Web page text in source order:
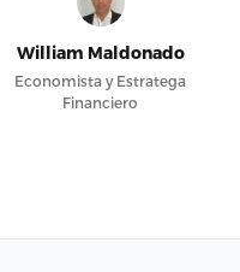
William Maldonado
Economista y Estratega
Financiero